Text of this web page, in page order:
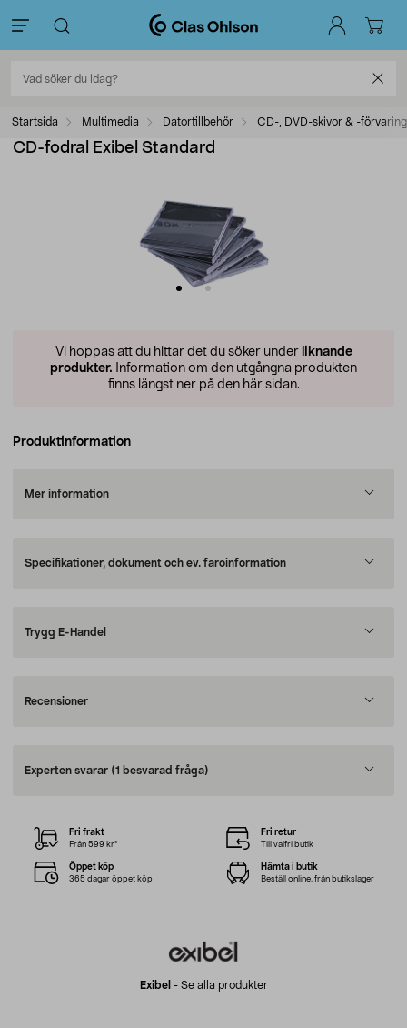
Startsida Multimedia Datortillbehör CD-, DVD-skivor & -förvaring
CD-fodral Exibel Standard
Vi hoppas att du hittar det du söker under liknande
produkter. Information om den utgångna produkten
finns längst ner på den här sidan.
Produktinformation
Mer information
Specifikationer, dokument och ev. faroinformation
Trygg E-Handel
Recensioner
Experten svarar (1 besvarad fråga)
Exibel - Se alla produkter
Fri frakt
Från 599 kr*
Fri retur
Till valfri butik
Öppet köp
365 dagar öppet köp
Hämta i butik
Beställ online, från butikslager